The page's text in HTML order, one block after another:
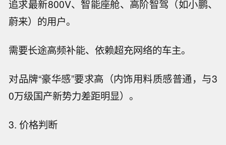
追求最新800V、智能座舱、高阶智驾（如小鹏、
蔚来）的用户。
需要长途高频补能、依赖超充网络的车主。
对品牌“豪华感”要求高（内饰用料质感普通，与3
0万级国产新势力差距明显）。
3. 价格判断